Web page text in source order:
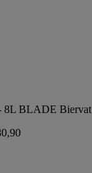
8L BLADE Biervat